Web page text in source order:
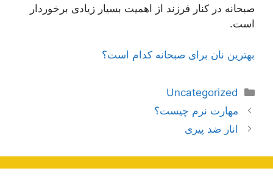
صبحانه در کنار فرزند از اهمیت بسیار زیادی برخوردار
است.
بهترین نان برای صبحانه کدام است؟
دسته‌ها
Uncategorized
ناوبری
نوشته‌ها
مهارت نرم چیست؟
انار ضد پیری